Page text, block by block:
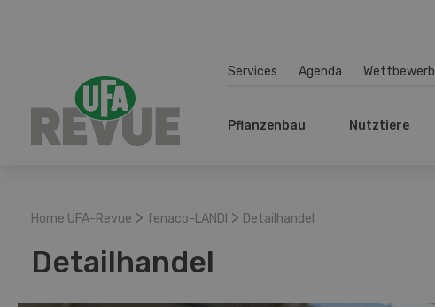
Services Agenda Wettbewerb
Pflanzenbau Nutztiere
Home UFA-Revue > fenaco-LANDI > Detailhandel
Detailhandel